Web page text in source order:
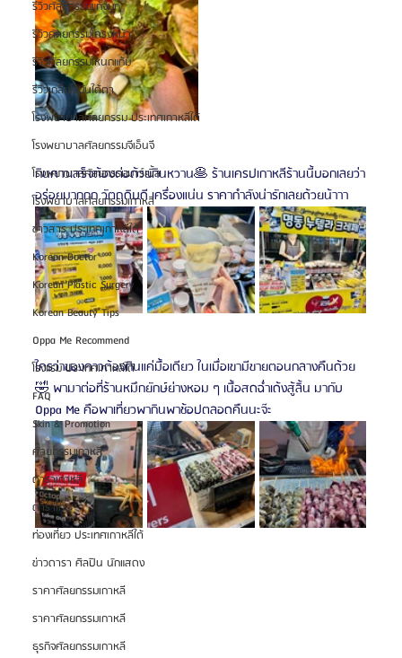
รีวิวศัลยกรรมแก้จมูก
รีวิวศัลยกรรมโครงหน้า
รีวิวศัลยกรรมโหนกแก้ม
รีวิวเกลี่ยไขมันใต้ตา
โรงพยาบาลศัลยกรรม ประเทศเกาหลีใต้
โรงพยาบาลศัลยกรรมจีเอ็นจี
โรงพยาบาลศัลยกรรมมาร์เบิ้ล
โรงพยาบาลศัลยกรรมเกาหลี
ข่าวสาร ประเทศเกาหลีใต้
Korean Doctor
Korean Plastic Surgery
Korean Beauty Tips
Oppa Me Recommend
โรงแรม ประเทศเกาหลีใต้
FAQ
Skin & Promotion
ศัลยกรรมเกาหลี
ดาราเกาหลี
ดาราไทย
ท่องเที่ยว ประเทศเกาหลีใต้
ข่าวดารา ศิลปิน นักแสดง
ราคาศัลยกรรมเกาหลี
ราคาศัลยกรรมเกาหลี
ธุรกิจศัลยกรรมเกาหลี
กินคาวเสร็จต้องต่อด้วยกินหวาน🥞 ร้านเครปเกาหลีร้านนี้บอกเลยว่า
อร่อยมากกก วัตถุดิบดี เครื่องแน่น ราคากำลังน่ารักเลยด้วยน้าาา
ใครว่าของคาวต้องกินแค่มื้อเดียว ในเมื่อเขามีขายตอนกลางคืนด้วย
🤣 พามาต่อที่ร้านหมึกยักษ์ย่างหอม ๆ เนื้อสดฉ่ำเด้งสู้ลิ้น มากับ
Oppa Me คือพาเที่ยวพากินพาช้อปตลอดคืนนะจ๊ะ